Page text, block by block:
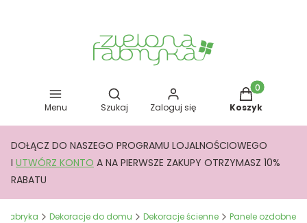
Menu
Otwórz wyszukiwarkę
Szukaj Zaloguj się
Produkty w
Koszyk
DOŁĄCZ DO NASZEGO PROGRAMU LOJALNOŚCIOWEGO
I UTWÓRZ KONTO A NA PIERWSZE ZAKUPY OTRZYMASZ 10%
RABATU
Fabryka Dekoracje do domu Dekoracje ścienne Panele ozdobne